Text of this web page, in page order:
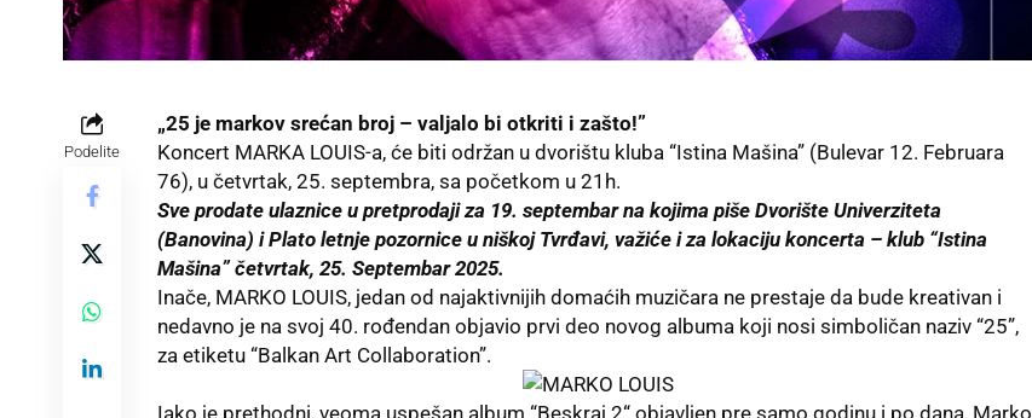
Podelite
„25 je markov srećan broj – valjalo bi otkriti i zašto!”
Koncert MARKA LOUIS-a, će biti održan u dvorištu kluba “Istina Mašina” (Bulevar 12. Februara
76), u četvrtak, 25. septembra, sa početkom u 21h.
Sve prodate ulaznice u pretprodaji za 19. septembar na kojima piše Dvorište Univerziteta
(Banovina) i Plato letnje pozornice u niškoj Tvrđavi, važiće i za lokaciju koncerta – klub “Istina
Mašina” četvrtak, 25. Septembar 2025.
Inače, MARKO LOUIS, jedan od najaktivnijih domaćih muzičara ne prestaje da bude kreativan i
nedavno je na svoj 40. rođendan objavio prvi deo novog albuma koji nosi simboličan naziv “25”,
za etiketu “Balkan Art Collaboration”.
Iako je prethodni, veoma uspešan album “Beskraj 2“ objavljen pre samo godinu i po dana, Marko